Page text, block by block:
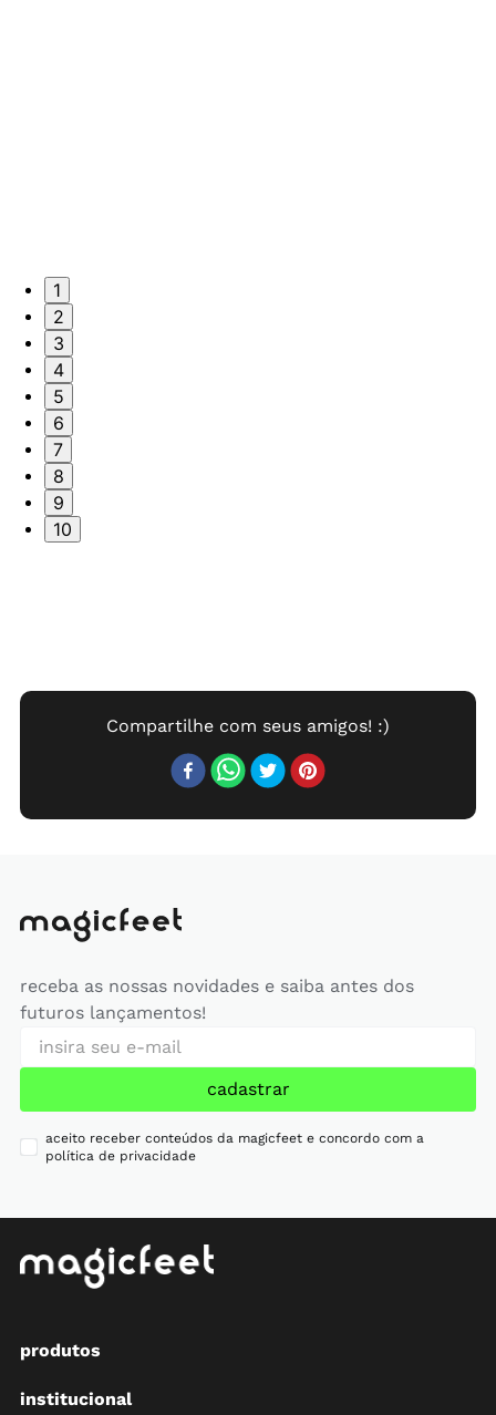
1
2
3
4
5
6
7
8
9
10
receba as nossas novidades e saiba antes dos
futuros lançamentos!
cadastrar
aceito receber conteúdos da magicfeet e concordo com a
política de privacidade
produtos
institucional